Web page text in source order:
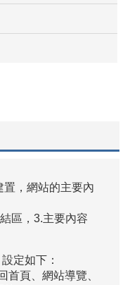
，網站的主要內
區，3.主要內容
定如下：
首頁、網站導覽、